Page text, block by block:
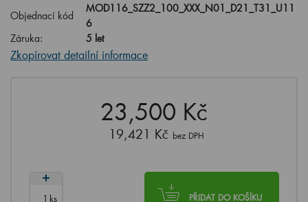
Objednací kód
MOD116_SZZ2_100_XXX_N01_D21_T31_U11
6
Záruka:
5 let
Zkopírovat detailní informace
23,500 Kč
19,421 Kč bez DPH
PŘIDAT DO KOŠÍKU
ks